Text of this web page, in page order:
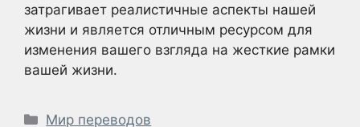
затрагивает реалистичные аспекты нашей
жизни и является отличным ресурсом для
изменения вашего взгляда на жесткие рамки
вашей жизни.
Рубрики
Мир переводов